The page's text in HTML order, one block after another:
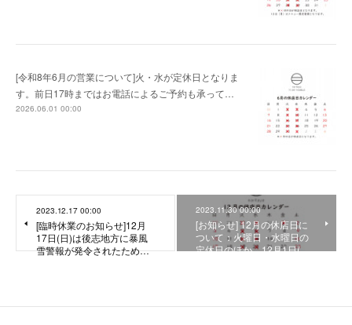
[令和8年6月の営業について]火・水が定休日となりま
す。前日17時まではお電話によるご予約も承って…
2026.06.01 00:00
2023.12.17 00:00
[臨時休業のお知らせ]12月
17日(日)は後志地方に暴風
雪警報が発令されたため…
2023.11.30 00:00
[お知らせ] 12月の休店日に
ついて：火曜日・水曜日の
定休日のほか、12月1日(…